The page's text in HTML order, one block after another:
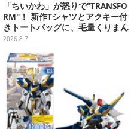
「ちいかわ」が怒りで"TRANSFO
RM"！ 新作Tシャツとアクキー付
きトートバッグに、毛量くりまん
じゅうなど全6アイテムが仲間入
2026.8.7